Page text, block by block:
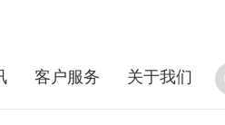
客户服务 关于我们